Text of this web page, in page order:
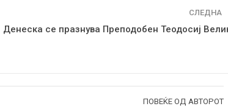
СЛЕДНА
Денеска се празнува Преподобен Теодосиј
ПОВЕЌЕ ОД АВТОРОТ